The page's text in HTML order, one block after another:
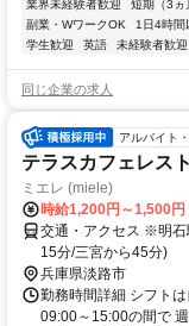
業界未経験者歓迎 短期（3ヵ
副業・WワークOK
1日4時間
学生歓迎
英語 未経験者歓迎
同じ企業の求人
アルバイト
テラスカフェレス
ミエレ (miele)
時給1,200円～1,500円
交通・アクセス ※明石
15分/三宮から45分)
兵庫県淡路市
勤務時間詳細 シフト
09:00～15:00の間で